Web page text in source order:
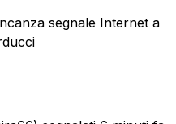
segnale Internet a